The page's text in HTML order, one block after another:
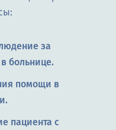
за
больнице.
помощи в
пациента с